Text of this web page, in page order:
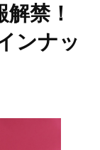
禁！
ンナッ